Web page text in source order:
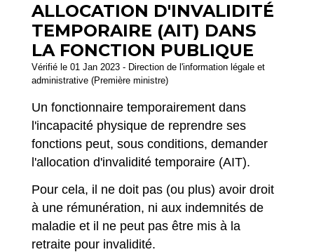
ALLOCATION D'INVALIDITÉ
TEMPORAIRE (AIT) DANS
LA FONCTION PUBLIQUE
Vérifié le 01 Jan 2023 - Direction de l'information légale et
administrative (Première ministre)
Un fonctionnaire temporairement dans
l'incapacité physique de reprendre ses
fonctions peut, sous conditions, demander
l'allocation d'invalidité temporaire (AIT).
Pour cela, il ne doit pas (ou plus) avoir droit
à une rémunération, ni aux indemnités de
maladie et il ne peut pas être mis à la
retraite pour invalidité.